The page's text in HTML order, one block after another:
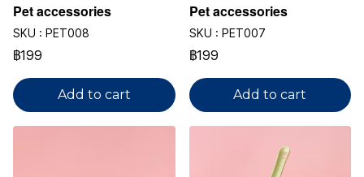
Pet accessories
SKU : PET008
฿199
Add to cart
Pet accessories
SKU : PET007
฿199
Add to cart